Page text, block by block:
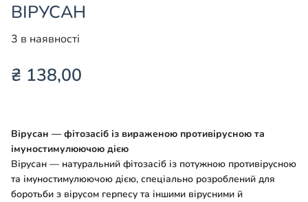
ВІРУСАН
3 в наявності
₴ 138,00
Вірусан — фітозасіб із вираженою противірусною та
імуностимулюючою дією
Вірусан — натуральний фітозасіб із потужною противірусною
та імуностимулюючою дією, спеціально розроблений для
боротьби з вірусом герпесу та іншими вірусними й